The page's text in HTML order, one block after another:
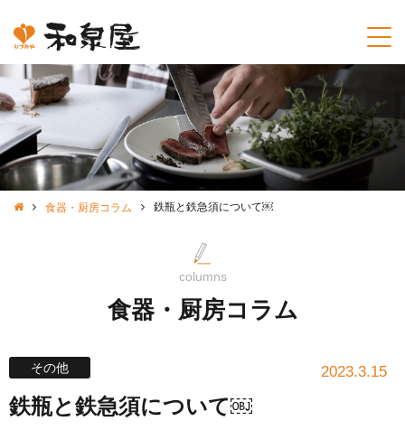
食器・厨房コラム 鉄瓶と鉄急須について￼
columns
食器・厨房コラム
その他 2023.3.15
鉄瓶と鉄急須について￼